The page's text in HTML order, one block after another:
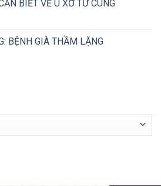
BIẾT VỀ U XƠ TỬ CUNG
BỆNH GIÀ THẦM LẶNG